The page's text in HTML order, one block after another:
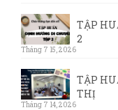
TẬP
2
Tháng 7 15, 2026
TẬP
THỊ
Tháng 7 14, 2026